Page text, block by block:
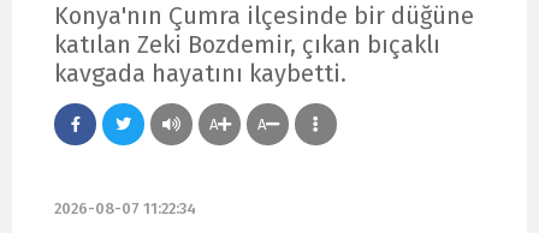
Konya'nın Çumra ilçesinde bir düğüne
katılan Zeki Bozdemir, çıkan bıçaklı
kavgada hayatını kaybetti.
A A
2026-08-07 11:22:34